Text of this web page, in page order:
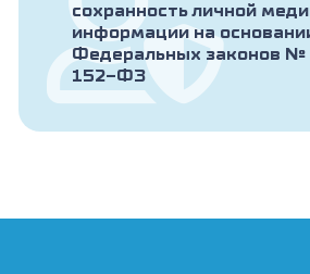
сохранность личной
информации на
Федеральных законов
152-ФЗ